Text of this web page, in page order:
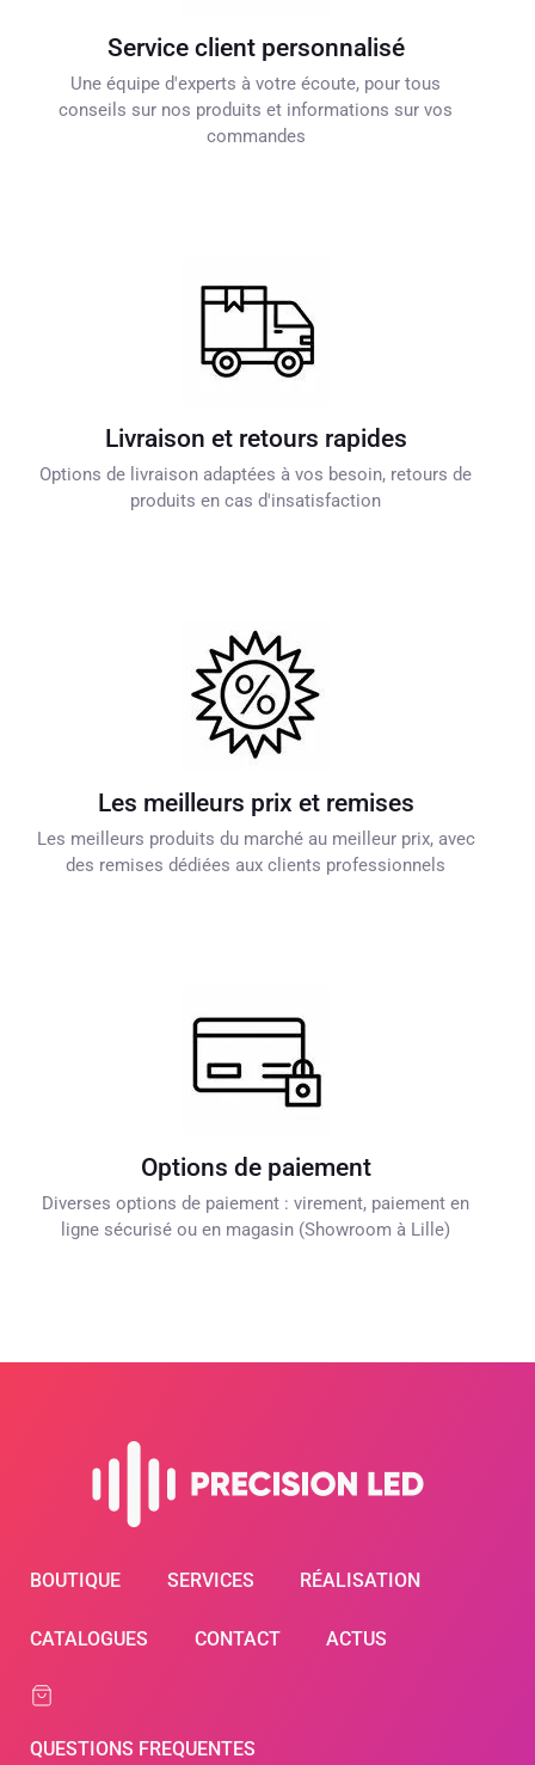
Service client personnalisé
Une équipe d'experts à votre écoute, pour tous
conseils sur nos produits et informations sur vos
commandes
Livraison et retours rapides
Options de livraison adaptées à vos besoin, retours de
produits en cas d'insatisfaction
Les meilleurs prix et remises
Les meilleurs produits du marché au meilleur prix, avec
des remises dédiées aux clients professionnels
Options de paiement
Diverses options de paiement : virement, paiement en
ligne sécurisé ou en magasin (Showroom à Lille)
BOUTIQUE SERVICES RÉALISATION
CATALOGUES CONTACT ACTUS
QUESTIONS FREQUENTES